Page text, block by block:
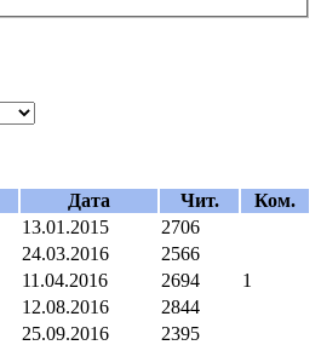
Дата Чит.
Ком.
13.01.2015
2706
24.03.2016
2566
11.04.2016 2694
1
12.08.2016
2844
25.09.2016
2395